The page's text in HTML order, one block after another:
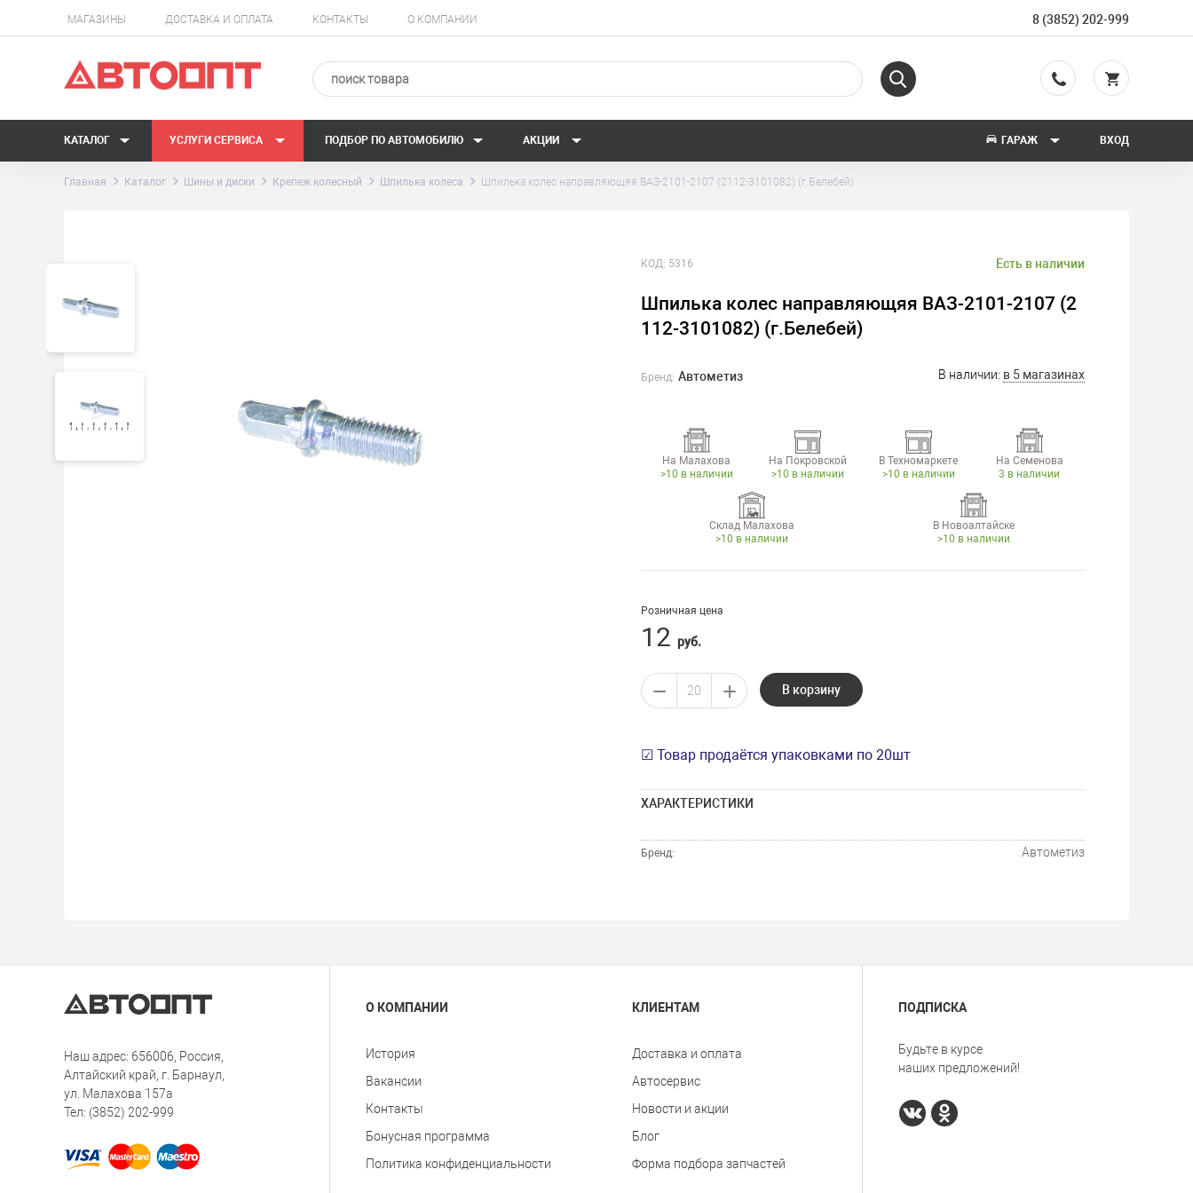
МАГАЗИНЫ ДОСТАВКА И ОПЛАТА КОНТАКТЫ О КОМПАНИИ 8 (3852) 202-999
КАТАЛОГ УСЛУГИ СЕРВИСА ПОДБОР ПО АВТОМОБИЛЮ АКЦИИ ГАРАЖ ВХОД
Главная Каталог Шины и диски Крепеж колесный Шпилька колеса Шпилька колес направляющяя ВАЗ-2101-2107 (2112-3101082) (г.Белебей)
КОД: 5316 Есть в наличии
Шпилька колес направляющяя ВАЗ-2101-2107 (2
112-3101082) (г.Белебей)
Бренд: Автометиз В наличии: в 5 магазинах
На Малахова
>10 в наличии
На Покровской
>10 в наличии
В Техномаркете
>10 в наличии
На Семенова
3 в наличии
Склад Малахова
>10 в наличии
В Новоалтайске
>10 в наличии
Розничная цена
12 руб.
В корзину
☑ Товар продаётся упаковками по 20шт
ХАРАКТЕРИСТИКИ
Бренд: Автометиз
Наш адрес: 656006, Россия,
Алтайский край, г. Барнаул,
ул. Малахова 157а
Тел: (3852) 202-999
О КОМПАНИИ
История
Вакансии
Контакты
Бонусная программа
Политика конфиденциальности
КЛИЕНТАМ
Доставка и оплата
Автосервис
Новости и акции
Блог
Форма подбора запчастей
ПОДПИСКА
Будьте в курсе
наших предложений!